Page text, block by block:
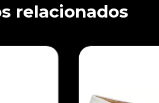
relacionados